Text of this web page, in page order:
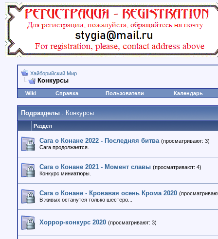
Хайборийский Мир
Конкурсы
Wiki Справка Пользователи Календарь
Подразделы : Конкурсы
Раздел
Сага о Конане 2022 - Последняя битва (просматривают: 3)
Сага продолжается.
Сага о Конане 2021 - Момент славы (просматривают: 4)
Конкурс миниатюры.
Сага о Конане - Кровавая осень Крома 2020
В живых останутся только шестеро...
Хоррор-конкурс 2020 (просматривают: 3)